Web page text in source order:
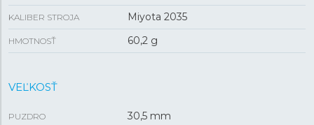
KALIBER STROJA Miyota 2035
HMOTNOSŤ 60,2 g
VEĽKOSŤ
PUZDRO 30,5 mm